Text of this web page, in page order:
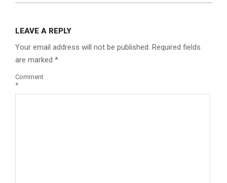
LEAVE A REPLY
Your email address will not be published. Required fields
are marked *
Comment
*